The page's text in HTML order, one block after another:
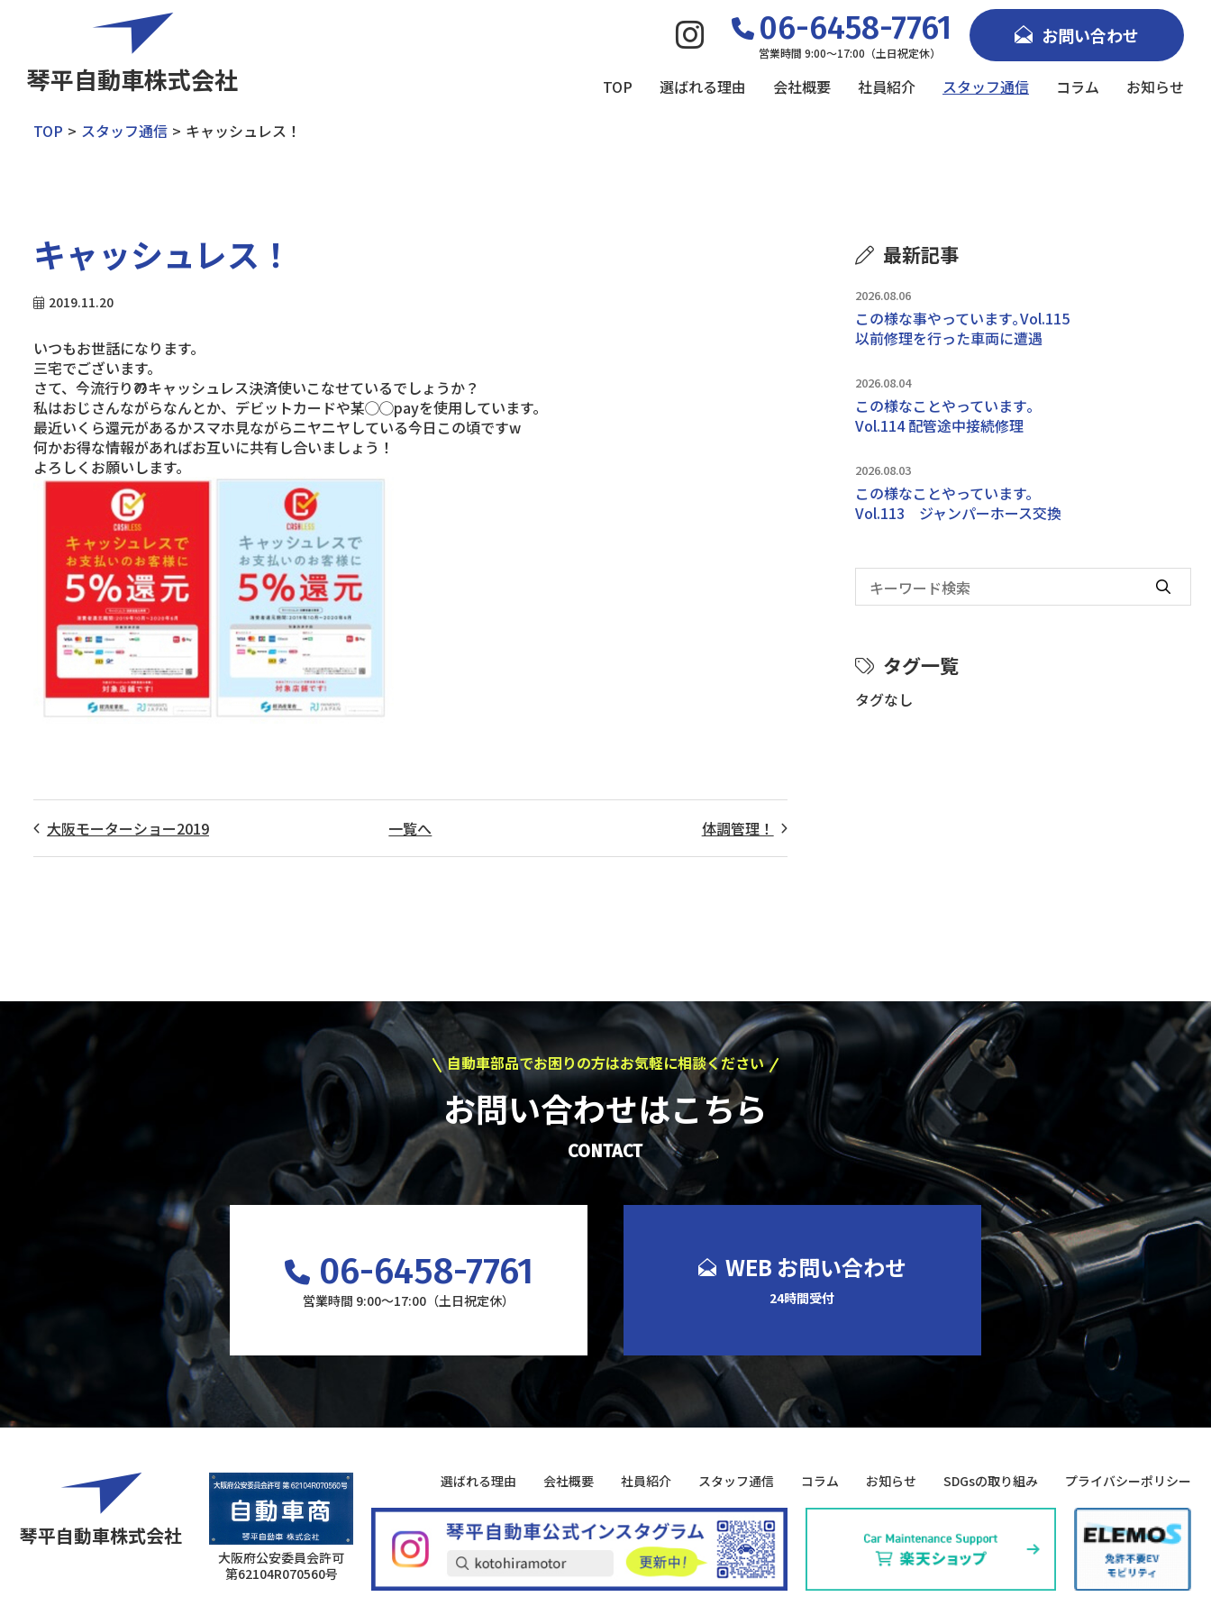
琴平自動車株式会社
06-6458-7761
営業時間 9:00～17:00（土日祝定休）
お問い合わせ
TOP 選ばれる理由 会社概要 社員紹介 スタッフ通信 コラム お知らせ
TOP スタッフ通信 キャッシュレス！
キャッシュレス！
2019.11.20
いつもお世話になります。
三宅でございます。
さて、今流行り⁇のキャッシュレス決済使いこなせているでしょうか？
私はおじさんながらなんとか、デビットカードや某◯◯payを使用しています。
最近いくら還元があるかスマホ見ながらニヤニヤしている今日この頃ですw
何かお得な情報があればお互いに共有し合いましょう！
よろしくお願いします。
大阪モーターショー2019 一覧へ 体調管理！
最新記事
2026.08.06
この様な事やっています｡Vol.115
以前修理を行った車両に遭遇
2026.08.04
この様なことやっています｡
Vol.114 配管途中接続修理
2026.08.03
この様なことやっています。
Vol.113 ジャンパーホース交換
タグ一覧
タグなし
自動車部品でお困りの方はお気軽に相談ください
お問い合わせはこちら
CONTACT
06-6458-7761
営業時間 9:00～17:00（土日祝定休）
WEB お問い合わせ
24時間受付
琴平自動車株式会社
大阪府公安委員会許可
第62104R070560号
選ばれる理由 会社概要 社員紹介 スタッフ通信 コラム お知らせ SDGsの取り組み プライバシーポリシー